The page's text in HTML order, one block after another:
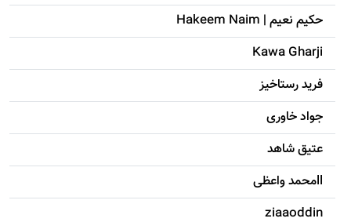
حکيم نعيم | Hakeem Naim
Kawa Gharji
فرید رستاخیز
جواد خاوری
عتیق شاهد
llمحمد واعظی
ziaaoddin